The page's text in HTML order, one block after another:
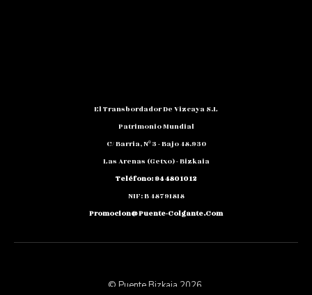
El Transbordador De Vizcaya S.L
Patrimonio Mundial
C/ Barria, Nº 3 - Bajo 48.930
Las Arenas (Getxo) - Bizkaia
Teléfono: 94 480 10 12
NIF: B 48791818
Promocion@puente-Colgante.com
© Puente Bizkaia 2026